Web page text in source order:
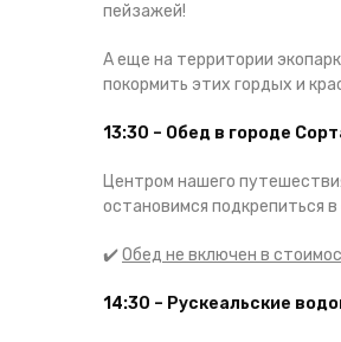
пейзажей!
А еще на территории
покормить этих гордых и
13:30 – Обед в городе
Центром нашего
остановимся подкрепиться
✔️Обед не включен в
14:30 – Рускеальские